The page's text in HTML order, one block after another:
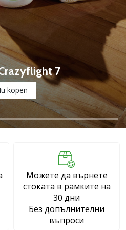
7
kopen
Можете да върнете
стоката в рамките на
30 дни
Без допълнителни
въпроси